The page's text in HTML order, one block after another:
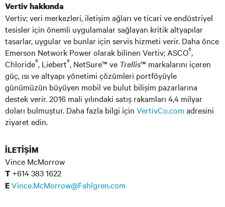
Vertiv hakkında
Vertiv; veri merkezleri, iletişim ağları ve ticari ve endüstriyel
tesisler için önemli uygulamalar sağlayan kritik altyapılar
tasarlar, uygular ve bunlar için servis hizmeti verir. Daha önce
Emerson Network Power olarak bilinen Vertiv; ASCO®,
Chloride®, Liebert®, NetSure™ ve Trellis™ markalarını içeren
güç, ısı ve altyapı yönetimi çözümleri portföyüyle
günümüzün büyüyen mobil ve bulut bilişim pazarlarına
destek verir. 2016 mali yılındaki satış rakamları 4,4 milyar
doları bulmuştur. Daha fazla bilgi için VertivCo.com adresini
ziyaret edin.
İLETİŞİM
Vince McMorrow
T +614 383 1622
EVince.McMorrow@Fahlgren.com